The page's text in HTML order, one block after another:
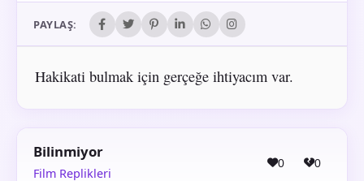
PAYLAŞ:
Hakikati bulmak için gerçeğe ihtiyacım var.
Bilinmiyor
Film Replikleri
0 0